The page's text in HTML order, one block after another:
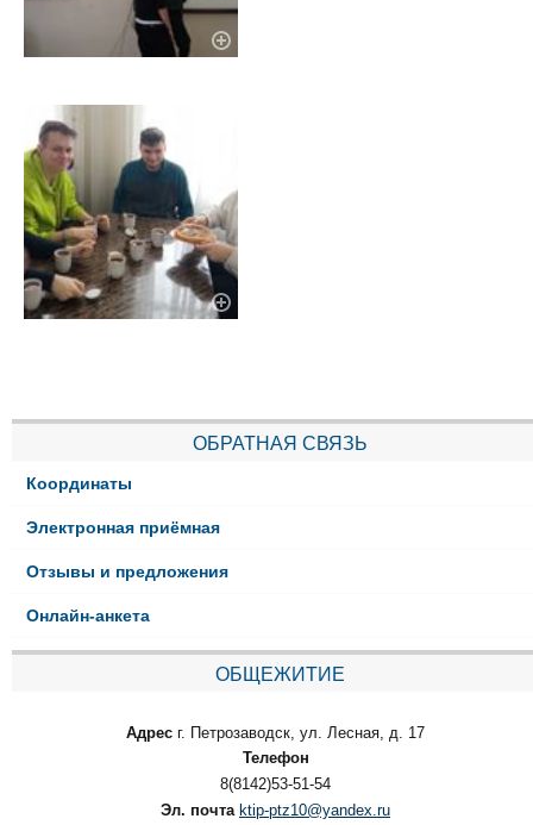
ОБРАТНАЯ СВЯЗЬ
Координаты
Электронная приёмная
Отзывы и предложения
Онлайн-анкета
ОБЩЕЖИТИЕ
Адрес г. Петрозаводск, ул. Лесная, д. 17
Телефон
8(8142)53-51-54
Эл. почта ktip-ptz10@yandex.ru